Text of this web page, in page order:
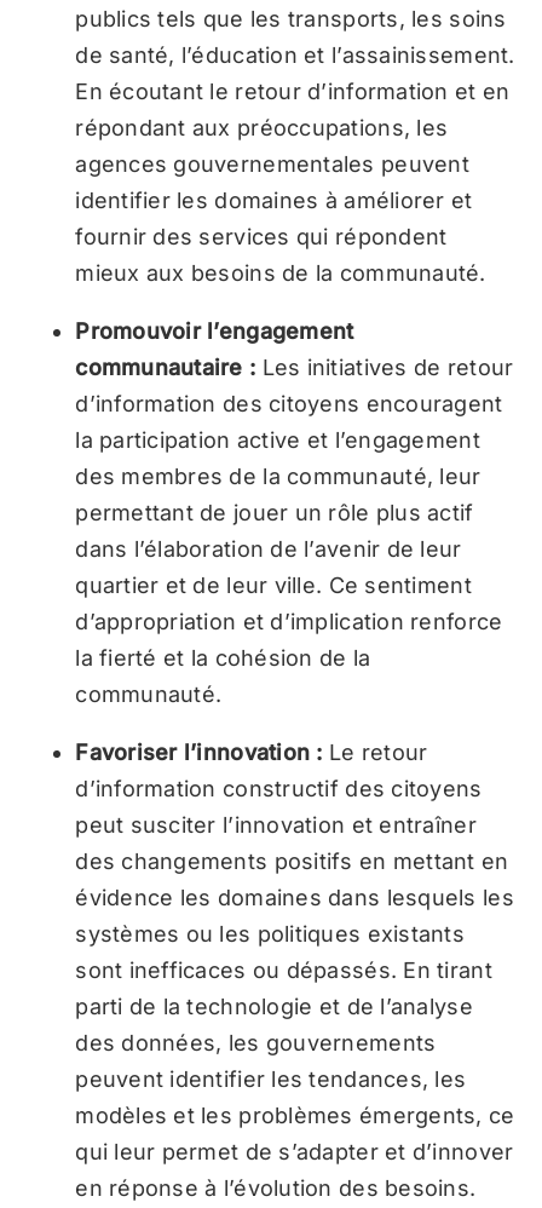
publics tels que les transports, les soins
de santé, l’éducation et l’assainissement.
En écoutant le retour d’information et en
répondant aux préoccupations, les
agences gouvernementales peuvent
identifier les domaines à améliorer et
fournir des services qui répondent
mieux aux besoins de la communauté.
Promouvoir l’engagement
communautaire : Les initiatives de retour
d’information des citoyens encouragent
la participation active et l’engagement
des membres de la communauté, leur
permettant de jouer un rôle plus actif
dans l’élaboration de l’avenir de leur
quartier et de leur ville. Ce sentiment
d’appropriation et d’implication renforce
la fierté et la cohésion de la
communauté.
Favoriser l’innovation : Le retour
d’information constructif des citoyens
peut susciter l’innovation et entraîner
des changements positifs en mettant en
évidence les domaines dans lesquels les
systèmes ou les politiques existants
sont inefficaces ou dépassés. En tirant
parti de la technologie et de l’analyse
des données, les gouvernements
peuvent identifier les tendances, les
modèles et les problèmes émergents, ce
qui leur permet de s’adapter et d’innover
en réponse à l’évolution des besoins.